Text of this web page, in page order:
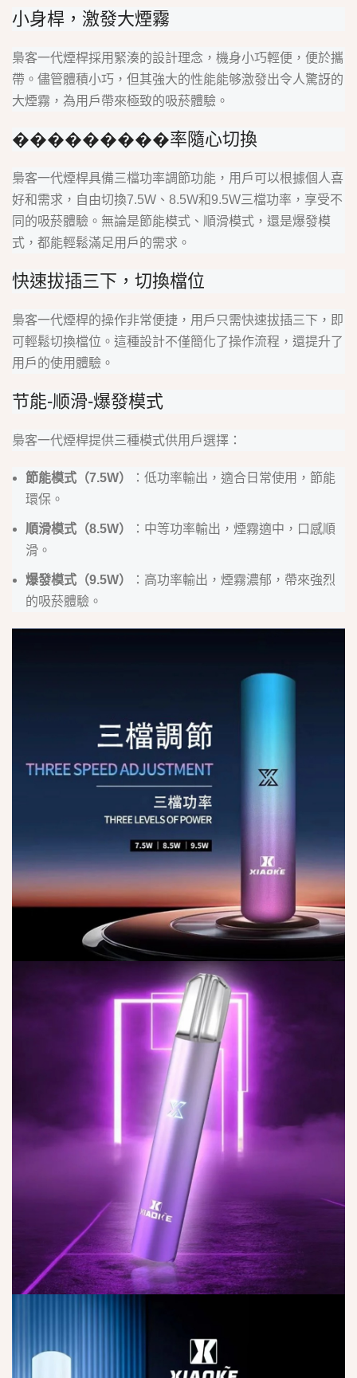
小身桿，激發大煙霧
梟客一代煙桿採用緊湊的設計理念，機身小巧輕便，便於攜
帶。儘管體積小巧，但其強大的性能能够激發出令人驚訝的
大煙霧，為用戶帶來極致的吸菸體驗。
���������率隨心切換
梟客一代煙桿具備三檔功率調節功能，用戶可以根據個人喜
好和需求，自由切換7.5W、8.5W和9.5W三檔功率，享受不
同的吸菸體驗。無論是節能模式、順滑模式，還是爆發模
式，都能輕鬆滿足用戶的需求。
快速拔插三下，切換檔位
梟客一代煙桿的操作非常便捷，用戶只需快速拔插三下，即
可輕鬆切換檔位。這種設計不僅簡化了操作流程，還提升了
用戶的使用體驗。
节能-顺滑-爆發模式
梟客一代煙桿提供三種模式供用戶選擇：
節能模式（7.5W）
：低功率輸出，適合日常使用，節能
環保。
順滑模式（8.5W）
：中等功率輸出，煙霧適中，口感順
滑。
爆發模式（9.5W）
：高功率輸出，煙霧濃郁，帶來強烈
的吸菸體驗。